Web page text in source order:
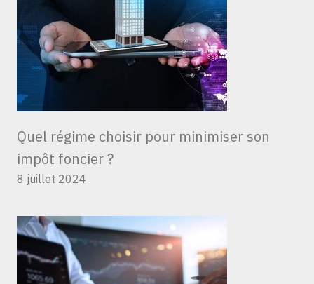
Quel régime choisir pour minimiser son
impôt foncier ?
8 juillet 2024